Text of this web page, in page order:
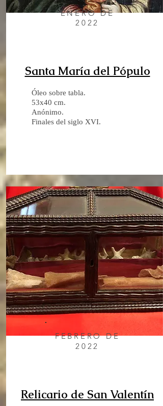
ENERO DE
2022
Santa María del Pópulo
Óleo sobre tabla.
53x40 cm.
Anónimo.
Finales del siglo XVI.
FEBRERO DE
2022
Relicario de San Valentín